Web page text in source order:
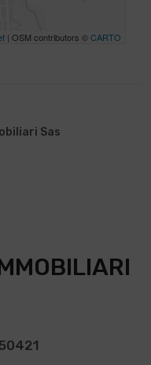
| OSM contributors ©CARTO